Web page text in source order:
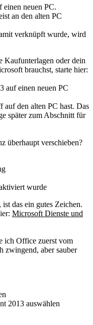
einen neuen PC.
an den alten PC
verknüpft wurde, wird
Kaufunterlagen oder dein
brauchst, starte hier:
auf einen neuen PC
auf den alten PC hast. Das
später zum Abschnitt für
überhaupt verschieben?
wurde
das ein gutes Zeichen.
Microsoft Dienste und
ich Office zuerst vom
zwingend, aber sauber
2013 auswählen